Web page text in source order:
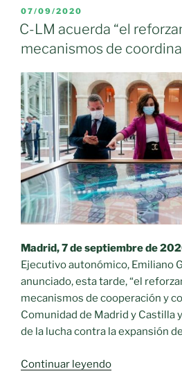
PUBLICADO
EL
07/09/2020
C-LM acuerda “el
mecanismos de
Madrid, 7 de septiembre de
Ejecutivo autonómico, Emiliano
anunciado, esta tarde, “el
mecanismos de cooperación y
Comunidad de Madrid y Castilla
de la lucha contra la expansión
Continuar leyendo«C-